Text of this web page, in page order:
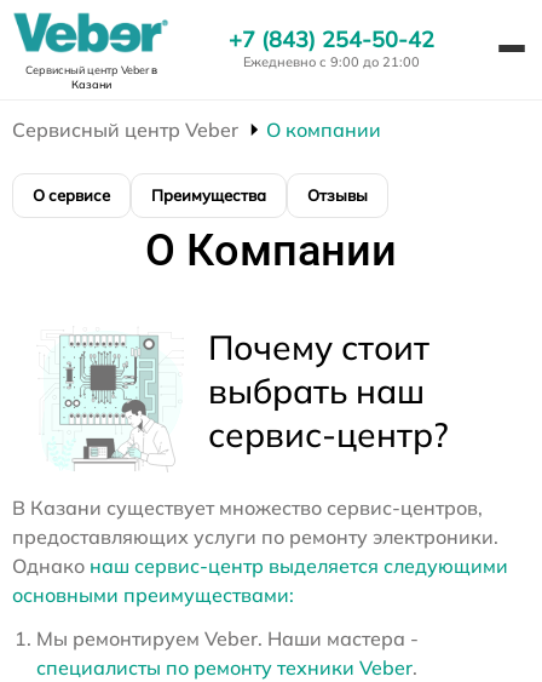
Сервисный центр Veberв
Казани
+7 (843) 254-50-42
Ежедневно с 9:00 до 21:00
Сервисный центр Veber О компании
О сервисе Преимущества Отзывы
О Компании
Почему стоит
выбрать наш
сервис-центр?
В Казани существует множество сервис-центров,
предоставляющих услуги по ремонту электроники.
Однако наш сервис-центр выделяется следующими
основными преимуществами:
Мы ремонтируем Veber. Наши мастера -
специалисты по ремонту техники Veber.